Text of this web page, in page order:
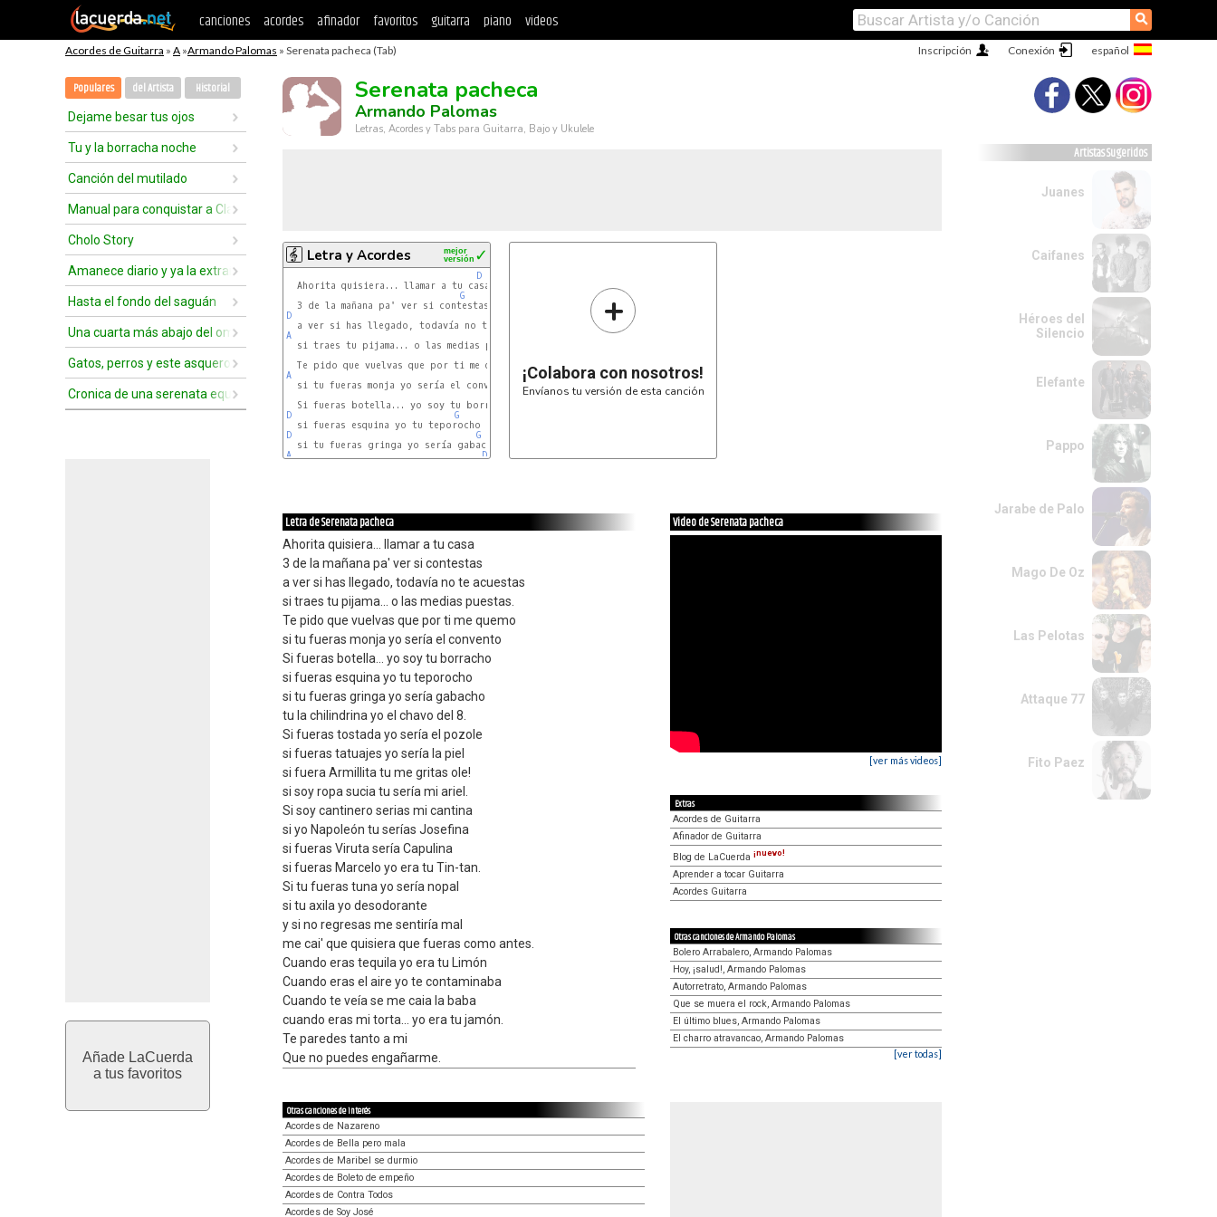
canciones acordes afinador favoritos guitarra piano videos ⚲
Acordes de Guitarra » A »Armando Palomas » Serenata pacheca (Tab) Conexión
Inscripción
Populares del Artista Historial
Dejame besar tus ojos
Tu y la borracha noche
Canción del mutilado
Manual para conquistar a Claudia
Cholo Story
Amanece diario y ya la extraño
Hasta el fondo del saguán
Una cuarta más abajo del ombligo
Gatos, perros y este asqueroso blues
Cronica de una serenata equivocada
Añade LaCuerda
a tus favoritos
Serenata pacheca
Armando Palomas
Letras, Acordes y Tabs para Guitarra, Bajo y Ukulele
Letra y Acordes ✓
mejor
versión
D
  Ahorita quisiera... llamar a tu casa
G
D
A
  si traes tu pijama... o las medias puestas.
A
  si tu fueras monja yo sería el convento
D
G
D
G
A
D
D7
+
¡Colabora con nosotros!
Envíanos tu versión de esta canción
Letra de Serenata pacheca
Ahorita quisiera... llamar a tu casa
3 de la mañana pa' ver si contestas
a ver si has llegado, todavía no te acuestas
si traes tu pijama... o las medias puestas.
Te pido que vuelvas que por ti me quemo
si tu fueras monja yo sería el convento
Si fueras botella... yo soy tu borracho
si fueras esquina yo tu teporocho
si tu fueras gringa yo sería gabacho
tu la chilindrina yo el chavo del 8.
Si fueras tostada yo sería el pozole
si fueras tatuajes yo sería la piel
si fuera Armillita tu me gritas ole!
si soy ropa sucia tu sería mi ariel.
Si soy cantinero serias mi cantina
si yo Napoleón tu serías Josefina
si fueras Viruta sería Capulina
si fueras Marcelo yo era tu Tin-tan.
Si tu fueras tuna yo sería nopal
si tu axila yo desodorante
y si no regresas me sentiría mal
me cai' que quisiera que fueras como antes.
Cuando eras tequila yo era tu Limón
Cuando eras el aire yo te contaminaba
Cuando te veía se me caia la baba
cuando eras mi torta... yo era tu jamón.
Te paredes tanto a mi
Que no puedes engañarme.
Video de Serenata pacheca
[ver más videos]
Extras
Acordes de Guitarra
Afinador de Guitarra
Blog de LaCuerda ¡nuevo!
Aprender a tocar Guitarra
Acordes Guitarra
Otras canciones de Armando Palomas
Bolero Arrabalero, Armando Palomas
Hoy, ¡salud!, Armando Palomas
Autorretrato, Armando Palomas
Que se muera el rock, Armando Palomas
El último blues, Armando Palomas
El charro atravancao, Armando Palomas
[ver todas]
Otras canciones de interés
Acordes de Nazareno
Acordes de Bella pero mala
Acordes de Maribel se durmio
Acordes de Boleto de empeño
Acordes de Contra Todos
Acordes de Soy José
Artistas Sugeridos
Juanes
Caifanes
Héroes del
Silencio
Elefante
Pappo
Jarabe de Palo
Mago De Oz
Las Pelotas
Attaque 77
Fito Paez